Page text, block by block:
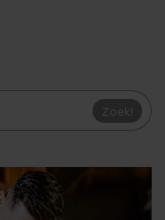
Zoek!